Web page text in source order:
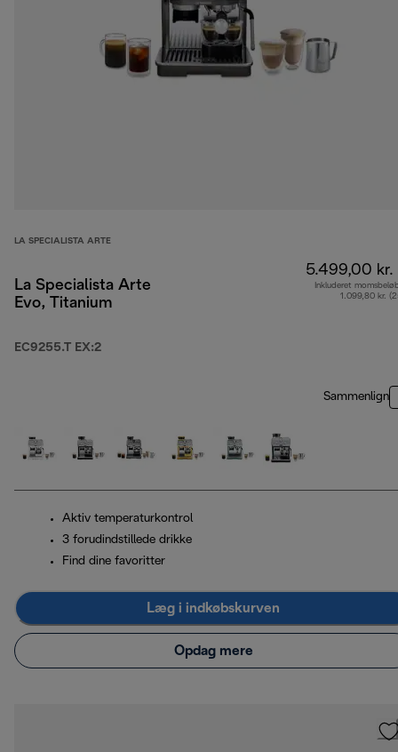
LA SPECIALISTA ARTE
La Specialista Arte
Evo, Titanium
EC9255.T EX:2
5.499,00 kr.
Inkluderet
1.099,80 kr.
Sammenlign
Aktiv temperaturkontrol
3 forudindstillede drikke
Find dine favoritter
Læg i indkøbskurven
Opdag mere